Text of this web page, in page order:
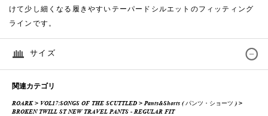
けて少し細くなる履きやすいテーパードシルエットのフィッティング
ラインです。
サイズ
関連カテゴリ
ROARK> VOL17:SONGS OF THE SCUTTLED >Pants&Shorts ( パンツ・ショーツ ) >
BROKEN TWILL ST NEW TRAVEL PANTS - REGULAR FIT